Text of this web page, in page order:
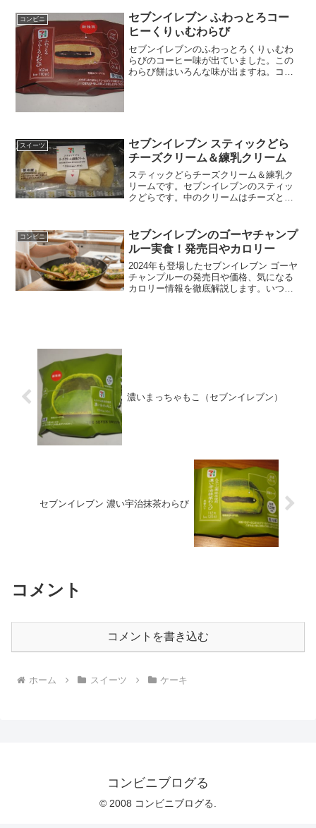
コンビニ
セブンイレブン ふわっとろコー
ヒーくりぃむわらび
セブンイレブンのふわっとろくりぃむわ
らびのコーヒー味が出ていました。この
わらび餅はいろんな味が出ますね。コー
スイーツ
セブンイレブン スティックどら
チーズクリーム＆練乳クリーム
スティックどらチーズクリーム＆練乳ク
リームです。セブンイレブンのスティッ
クどらです。中のクリームはチーズと練
すね。カロリーはそこまで高くないで
す。スティックどらチーズ...
コンビニ
セブンイレブンのゴーヤチャンプ
ルー実食！発売日やカロリー
2024年も登場したセブンイレブン ゴーヤ
チャンプルーの発売日や価格、気になる
カロリー情報を徹底解説します。いつま
濃いまっちゃもこ（セブンイレブン）
セブンイレブン 濃い宇治抹茶わらび
コメント
コメントを書き込む
ホーム スイーツ ケーキ
コンビニブログる
© 2008 コンビニブログる.